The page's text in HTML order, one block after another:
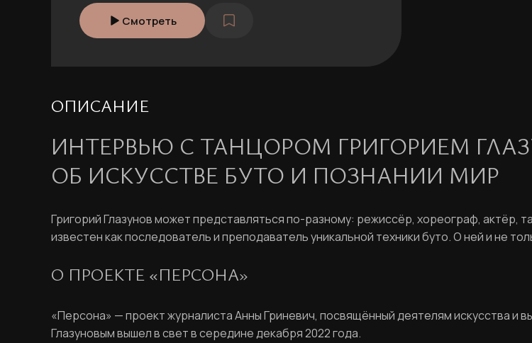
Смотреть
ОПИСАНИЕ
ИНТЕРВЬЮ С ТАНЦОРОМ ГРИГОРИЕМ
ОБ ИСКУССТВЕ БУТО И ПОЗНАНИИ МИР
Григорий Глазунов может представляться по-разному: режиссёр, хореограф, актёр,
известен как последователь и преподаватель уникальной техники буто. О ней и не
О ПРОЕКТЕ «ПЕРСОНА»
«Персона» — проект журналиста Анны Гриневич, посвящённый деятелям искусства и
Глазуновым вышел в свет в середине декабря 2022 года.